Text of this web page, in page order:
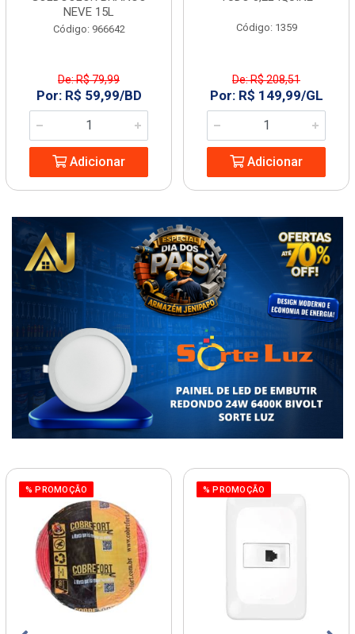
NEVE 15L
Código: 966642
De: R$ 79,99
Por: R$ 59,99/BD
Adicionar
Código: 1359
De: R$ 208,51
Por: R$ 149,99/GL
Adicionar
% PROMOÇÃO % PROMOÇÃO